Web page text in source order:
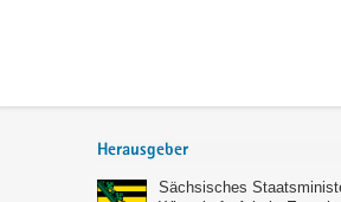
Herausgeber
Sächsisches